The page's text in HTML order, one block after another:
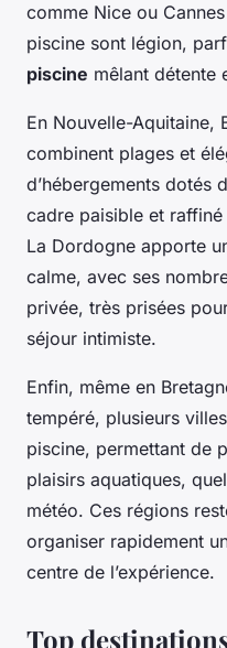
comme Nice ou
piscine sont légion,
piscine mêlant détente
En Nouvelle-Aquitaine,
combinent plages et
d’hébergements dotés
cadre paisible et
La Dordogne apporte
calme, avec ses
privée, très prisées
séjour intimiste.
Enfin, même en
tempéré, plusieurs
piscine, permettant de
plaisirs aquatiques,
météo. Ces régions
organiser rapidement
centre de l’expérience.
Top